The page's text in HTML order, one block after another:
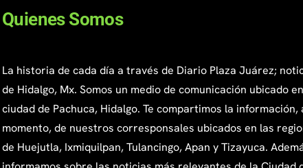
Quienes Somos
La historia de cada día a través de Diario Plaza Juárez;
de Hidalgo, Mx. Somos un medio de comunicación ubicado
ciudad de Pachuca, Hidalgo. Te compartimos la información,
momento, de nuestros corresponsales ubicados en las
de Huejutla, Ixmiquilpan, Tulancingo, Apan y Tizayuca.